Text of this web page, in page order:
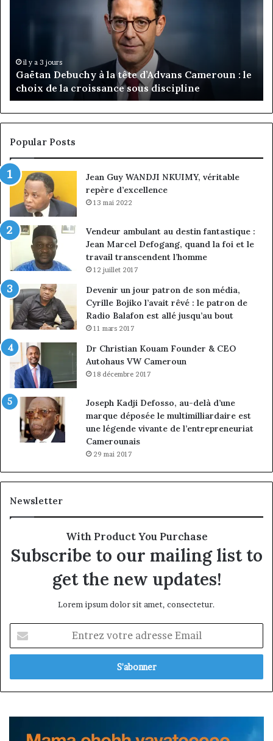
choix
de
la
croissance
sous
il y a 3 jours
Gaëtan Debuchy à la tête d’Advans Cameroun : le
choix de la croissance sous discipline
à
la
Popular Posts
Jean Guy WANDJI NKUIMY, véritable
repère d’excellence
13 mai 2022
Vendeur ambulant au destin fantastique :
Jean Marcel Defogang, quand la foi et le
travail transcendent l’homme
12 juillet 2017
Devenir un jour patron de son média,
Cyrille Bojiko l’avait rêvé : le patron de
Radio Balafon est allé jusqu’au bout
11 mars 2017
Dr Christian Kouam Founder & CEO
Autohaus VW Cameroun
18 décembre 2017
Joseph Kadji Defosso, au-delà d’une
marque déposée le multimilliardaire est
une légende vivante de l’entrepreneuriat
Camerounais
29 mai 2017
Newsletter
With Product You Purchase
Subscribe to our mailing list to
get the new updates!
Lorem ipsum dolor sit amet, consectetur.
votre
adresse